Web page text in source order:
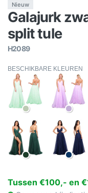
Nieuw
Galajurk
split tule
H2089
BESCHIKBARE KLEUREN
Tussen €100,- en